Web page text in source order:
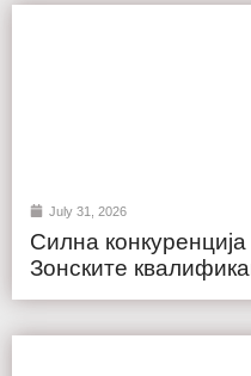
July 31, 2026
Силна
Зонските